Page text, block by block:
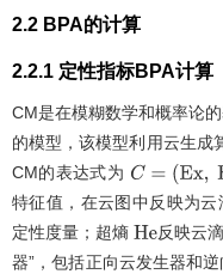
2.2 BPA的计算
2.2.1 定性指标BPA计算
CM是在模糊数学和概率论
的模型，该模型利用云生成
CM的表达式为 C= (E x, En,
特征值，在云图中反映为
定性度量；超熵 He反映云
器”，包括正向云发生器和